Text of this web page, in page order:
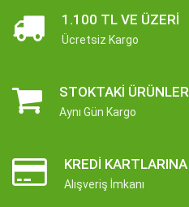
1.100 TL VE ÜZERI
Ücretsiz Kargo
STOKTAKI ÜRÜNLER
Aynı Gün Kargo
KREDI KARTLARINA
Alışveriş İmkanı